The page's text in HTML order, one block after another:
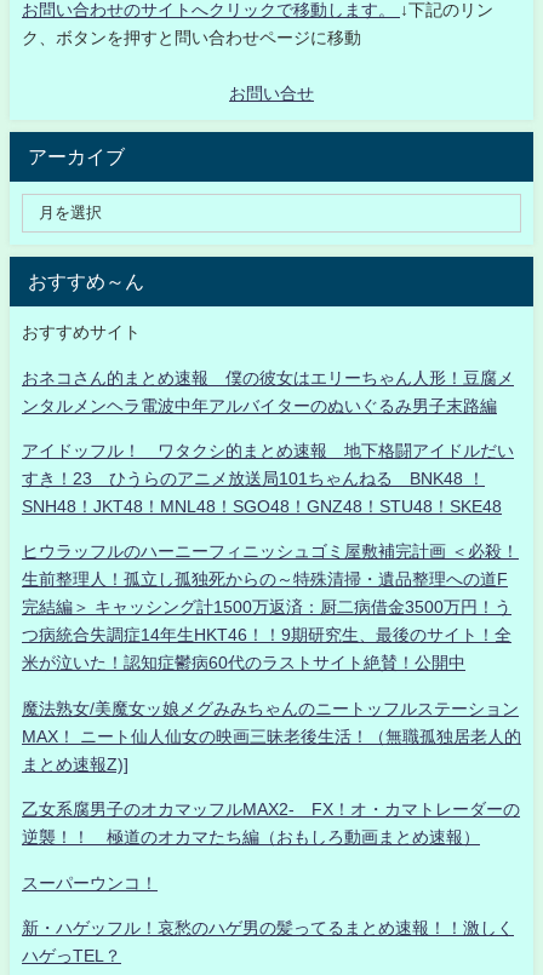
お問い合わせのサイトへクリックで移動します。
↓下記のリン
ク、ボタンを押すと問い合わせページに移動
お問い合せ
アーカイブ
おすすめ～ん
おすすめサイト
おネコさん的まとめ速報 僕の彼女はエリーちゃん人形！豆腐メ
ンタルメンヘラ電波中年アルバイターのぬいぐるみ男子末路編
アイドッフル！ ワタクシ的まとめ速報 地下格闘アイドルだい
すき！23 ひうらのアニメ放送局101ちゃんねる BNK48 ！
SNH48！JKT48！MNL48！SGO48！GNZ48！STU48！SKE48
ヒウラッフルのハーニーフィニッシュゴミ屋敷補完計画 ＜必殺！
生前整理人！孤立し孤独死からの～特殊清掃・遺品整理への道F
完結編＞ キャッシング計1500万返済：厨二病借金3500万円！う
つ病統合失調症14年生HKT46！！9期研究生、最後のサイト！全
米が泣いた！認知症鬱病60代のラストサイト絶賛！公開中
魔法熟女/美魔女ッ娘メグみみちゃんのニートッフルステーション
MAX！ ニート仙人仙女の映画三昧老後生活！（無職孤独居老人的
まとめ速報Z)]
乙女系腐男子のオカマッフルMAX2- FX！オ・カマトレーダーの
逆襲！！ 極道のオカマたち編（おもしろ動画まとめ速報）
スーパーウンコ！
新・ハゲッフル！哀愁のハゲ男の髪ってるまとめ速報！！激しく
ハゲっTEL？